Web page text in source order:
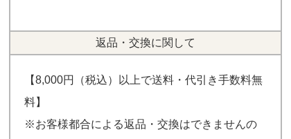
返品・交換に関して
【8,000円（税込）以上で送料・代引き手数料無
料】
※お客様都合による返品・交換はできませんの